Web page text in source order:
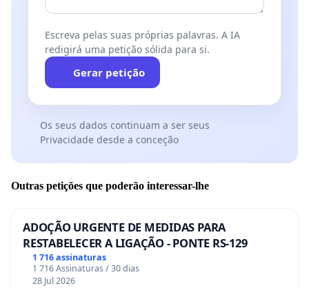
Escreva pelas suas próprias palavras. A IA
redigirá uma petição sólida para si.
Gerar petição
Os seus dados continuam a ser seus
Privacidade desde a conceção
Outras petições que poderão interessar-lhe
ADOÇÃO URGENTE DE MEDIDAS PARA
RESTABELECER A LIGAÇÃO - PONTE RS-129
1 716 assinaturas
1 716 Assinaturas / 30 dias
28 Jul 2026